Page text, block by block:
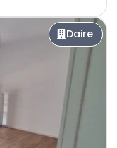
Daire